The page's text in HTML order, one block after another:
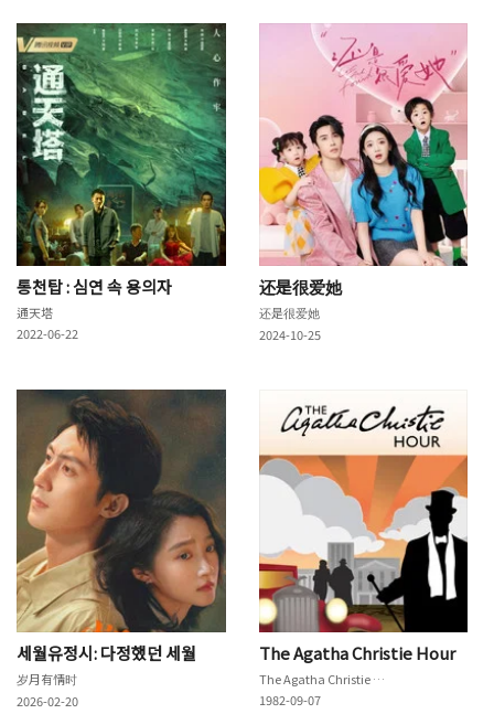
통천탑 : 심연 속 용의자
通天塔
2022-06-22
还是很爱她
还是很爱她
2024-10-25
세월유정시: 다정했던 세월
岁月有情时
2026-02-20
The Agatha Christie Hour
The Agatha Christie Hour
1982-09-07